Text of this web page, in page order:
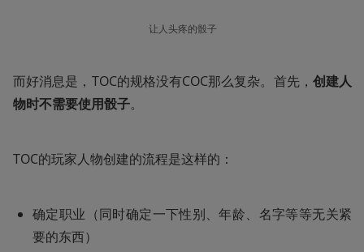
让人头疼的骰子
而好消息是，TOC的规格没有COC那么复杂。首先， 创建人
物时不需要使用骰子。
TOC的玩家人物创建的流程是这样的：
确定职业（同时确定一下性别、年龄、名字等等无关紧
要的东西）